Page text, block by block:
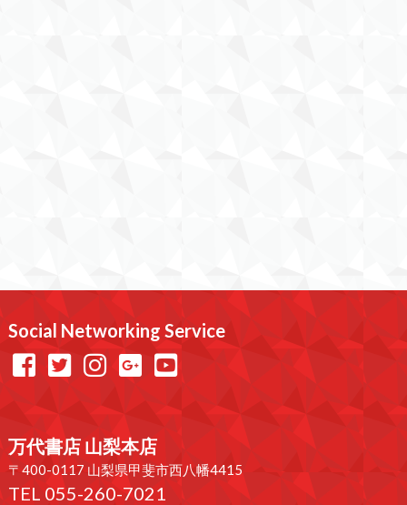
Social Networking Service
万代書店 山梨本店
〒400-0117 山梨県甲斐市西八幡4415
TEL 055-260-7021